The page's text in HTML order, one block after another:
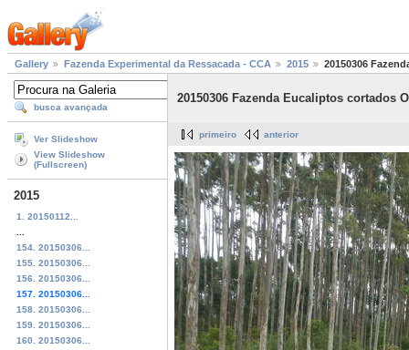
Gallery Fazenda Experimental da Ressacada - CCA 2015 20150306
busca avançada
Ver Slideshow
View Slideshow
(Fullscreen)
2015
1. 20150112...
154. 20150306...
155. 20150306...
156. 20150306...
157. 20150306...
158. 20150306...
159. 20150306...
160. 20150306...
20150306 Fazenda Eucaliptos cortados
primeiro anterior